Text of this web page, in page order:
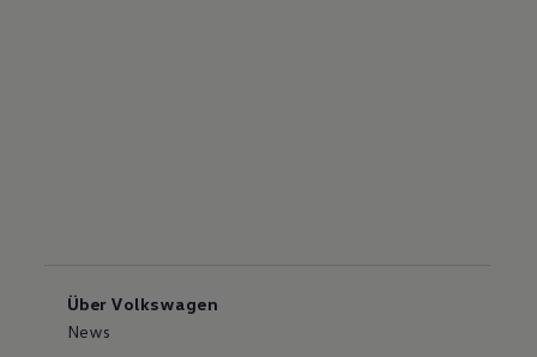
Über Volkswagen
News